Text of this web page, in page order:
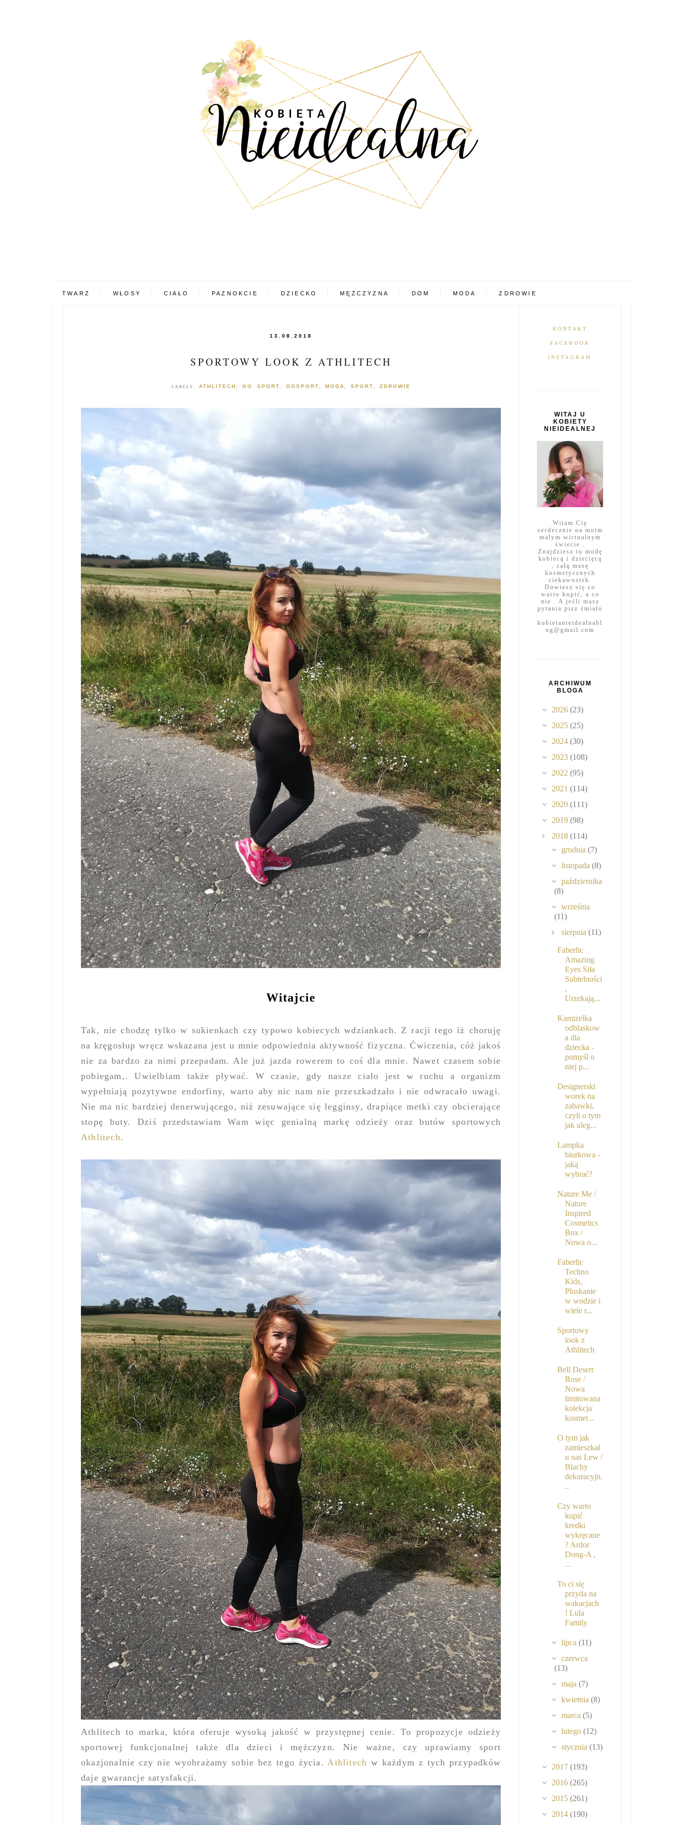
TWARZ WŁOSY CIAŁO PAZNOKCIE DZIECKO MĘŻCZYZNA DOM MODA ZDROWIE
13.08.2018
SPORTOWY LOOK Z ATHLITECH
LABELS: ATHLITECH , GO SPORT , GOSPORT , MODA , SPORT , ZDROWIE
Witajcie
Tak, nie chodzę tylko w sukienkach czy typowo kobiecych wdziankach. Z racji tego iż choruję
na kręgosłup wręcz wskazana jest u mnie odpowiednia aktywność fizyczna. Ćwiczenia, cóż jakoś
nie za bardzo za nimi przepadam. Ale już jazda rowerem to coś dla mnie. Nawet czasem sobie
pobiegam,. Uwielbiam także pływać. W czasie, gdy nasze ciało jest w ruchu a organizm
wypełniają pozytywne endorfiny, warto aby nic nam nie przeszkadzało i nie odwracało uwagi.
Nie ma nic bardziej denerwującego, niż zesuwające się legginsy, drapiące metki czy obcierające
stopę buty. Dziś przedstawiam Wam więc genialną markę odzieży oraz butów sportowych
Athlitech.
Athlitech to marka, która oferuje wysoką jakość w przystępnej cenie. To propozycje odzieży
sportowej funkcjonalnej także dla dzieci i mężczyzn. Nie ważne, czy uprawiamy sport
okazjonalnie czy nie wyobrażamy sobie bez tego życia. Athlitech w każdym z tych przypadków
daje gwarancje satysfakcji.
KONTAKT
FACEBOOK
INSTAGRAM
WITAJ U
KOBIETY
NIEIDEALNEJ
Witam Cię
serdecznie na moim
malym wirtualnym
świecie .
Znajdziesz tu modę
kobiecą i dziecięcą
, całą masę
kosmetycznych
ciekawostek.
Dowiesz się co
warto kupić, a co
nie . A jeśli masz
pytania pisz śmiało
:
kobietanieidealnabl
og@gmail.com
ARCHIWUM
BLOGA
2026 (23)
2025 (25)
2024 (30)
2023 (108)
2022 (95)
2021 (114)
2020 (111)
2019 (98)
2018 (114)
grudnia(7)
listopada(8)
października
(8)
września
(11)
sierpnia(11)
Faberlic
Amazing
Eyes Siła
Subtelności
,
Urzekają...
Kamizelka
odblaskow
a dla
dziecka -
pomyśl o
niej p...
Designerski
worek na
zabawki,
czyli o tym
jak uleg...
Lampka
biurkowa -
jaką
wybrać?
Nature Me /
Nature
Inspired
Cosmetics
Box /
Nowa o...
Faberlic
Techno
Kids,
Pluskanie
w wodzie i
wiele r...
Sportowy
look z
Athlitech
Bell Desert
Rose /
Nowa
limitowana
kolekcja
kosmet...
O tym jak
zamieszkał
u nas Lew /
Blachy
dekoracyjn.
..
Czy warto
kupić
kredki
wykręcane
? Ardor
Dong-A ,
...
To ci się
przyda na
wakacjach
! Lula
Family
lipca(11)
czerwca
(13)
maja(7)
kwietnia(8)
marca(5)
lutego(12)
stycznia(13)
2017 (193)
2016 (265)
2015 (261)
2014 (190)